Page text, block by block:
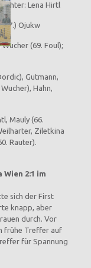
Lena Hirtl
(87.) Ojukw
(69. Foul);
Gutmann,
Hahn,
Mauly (66.
Ziletkina
Rauter).
2:1 im
sich der First
knapp, aber
durch. Vor
frühe Treffer auf
für Spannung